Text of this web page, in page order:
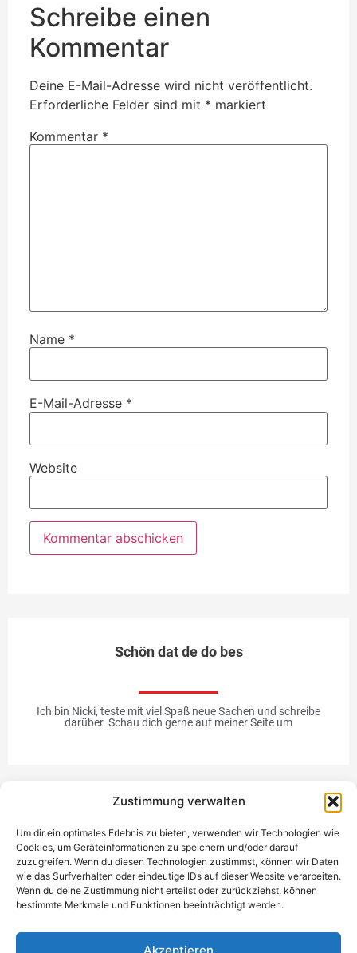
Zustimmung verwalten
Um dir ein optimales Erlebnis zu bieten, verwenden wir Technologien wie
Cookies, um Geräteinformationen zu speichern und/oder darauf
zuzugreifen. Wenn du diesen Technologien zustimmst, können wir Daten
wie das Surfverhalten oder eindeutige IDs auf dieser Website verarbeiten.
Wenn du deine Zustimmung nicht erteilst oder zurückziehst, können
bestimmte Merkmale und Funktionen beeinträchtigt werden.
Akzeptieren
Schreibe einen
Kommentar
Deine E-Mail-Adresse wird nicht veröffentlicht.
Erforderliche Felder sind mit * markiert
Kommentar *
Name *
E-Mail-Adresse *
Website
Schön dat de do bes
Ich bin Nicki, teste mit viel Spaß neue Sachen und schreibe
darüber. Schau dich gerne auf meiner Seite um